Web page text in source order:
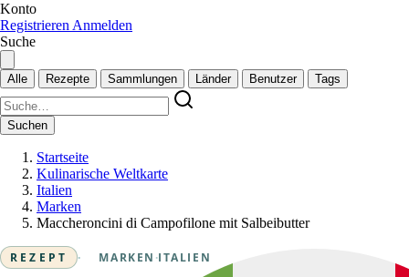
Konto
Registrieren Anmelden
Suche
Alle Rezepte Sammlungen Länder Benutzer Tags
Suchen
Startseite
Kulinarische Weltkarte
Italien
Marken
Maccheroncini di Campofilone mit Salbeibutter
REZEPT · MARKEN ·ITALIEN